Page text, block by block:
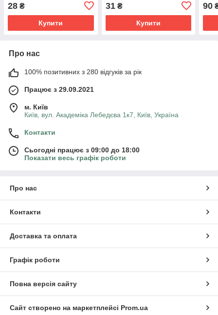
Zwaan, Голландія
28 ₴
Купити
Zwaan, Голландія
31₴
Купити
90
Про нас
100% позитивних з 280 відгуків за рік
Працює з 29.09.2021
м. Київ
Київ, вул. Академіка Лебедєва 1к7, Київ, Україна
Контакти
Сьогодні працює з 09:00 до 18:00
Показати весь графік роботи
Про нас
Контакти
Доставка та оплата
Графік роботи
Повна версія сайту
Сайт створено на маркетплейсі Prom.ua